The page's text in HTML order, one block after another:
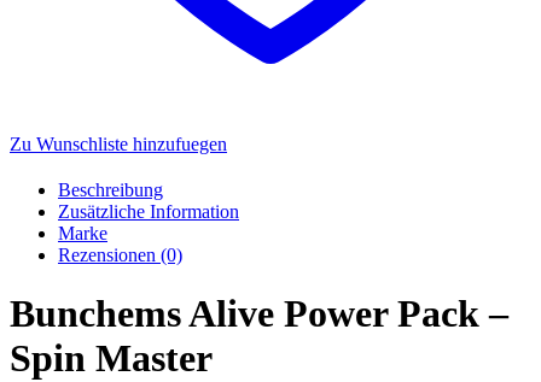
Zu Wunschliste hinzufuegen
Beschreibung
Zusätzliche Information
Marke
Rezensionen (0)
Bunchems Alive Power Pack –
Spin Master